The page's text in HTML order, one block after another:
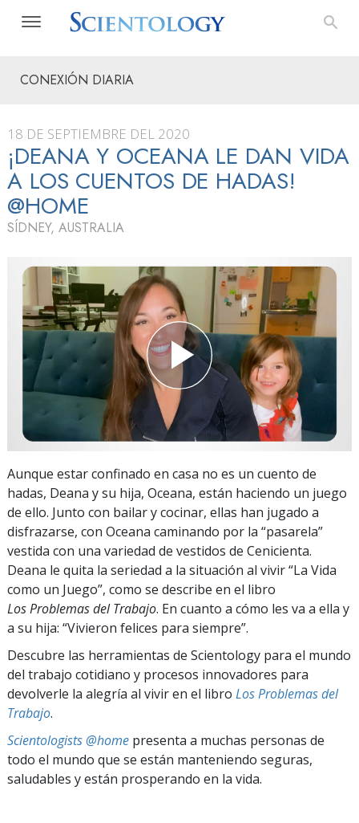
CONEXIÓN DIARIA
18 DE SEPTIEMBRE DEL 2020
¡DEANA Y OCEANA LE DAN VIDA
A LOS CUENTOS DE HADAS!
@HOME
SÍDNEY, AUSTRALIA
Aunque estar confinado en casa no es un cuento de
hadas, Deana y su hija, Oceana, están haciendo un juego
de ello. Junto con bailar y cocinar, ellas han jugado a
disfrazarse, con Oceana caminando por la “pasarela”
vestida con una variedad de vestidos de Cenicienta.
Deana le quita la seriedad a la situación al vivir “La Vida
como un Juego”, como se describe en el libro
Los Problemas del Trabajo. En cuanto a cómo les va a ella y
a su hija: “Vivieron felices para siempre”.
Descubre las herramientas de Scientology para el mundo
del trabajo cotidiano y procesos innovadores para
devolverle la alegría al vivir en el libro Los Problemas del
Trabajo.
Scientologists @home presenta a muchas personas de
todo el mundo que se están manteniendo seguras,
saludables y están prosperando en la vida.